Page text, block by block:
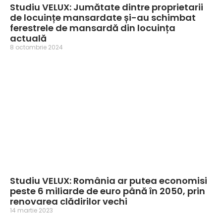
Studiu VELUX: Jumătate dintre proprietarii
de locuințe mansardate și-au schimbat
ferestrele de mansardă din locuința
actuală
8 octombrie 2024
Studiu VELUX: România ar putea economisi
peste 6 miliarde de euro până în 2050, prin
renovarea clădirilor vechi
14 martie 2023